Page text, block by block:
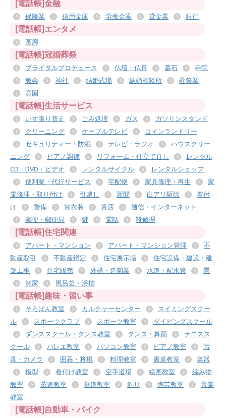
[電話帳]金融
保険業 信用金庫 労働金庫 貸金業 銀行
[電話帳]エンタメ
画廊
[電話帳]冠婚葬祭
ブライダルプロデュース 仏壇・仏具 墓石
寺院
教会
神社 結婚式場 結婚相談所
葬祭業
霊園
[電話帳]生活サービス
いす張り替え ごみ処理 ガス
ガソリンスタンド
クリーニング
ケーブルテレビ
コインランドリー
セキュリティー・防犯
テレビ・ラジオ
ハウスクリー
ニング
ピアノ調律 リフォーム・仕立て直し
レンタル
CD・DVD・ビデオ
レンタルサイクル
レンタルショップ
便利業・代行サービス
宅配便 家具修理・再生
家
電修理・取り付け
引越し 新聞 白アリ駆除
着付
け
警備 貸衣装 質店
通信・インターネット
郵便・郵便局
鍵 電話 靴修理
[電話帳]住宅関連
アパート・マンション アパート・マンション管理
不
動産取引
不動産鑑定 住宅展示場
住宅設備・建設・建
築工事
住宅販売 外構・造園業 水道・配水管
畳
貸家
風呂釜・浴槽
[電話帳]趣味・習い事
そろばん教室 カルチャーセンター
スイミングスクー
ル
スポーツクラブ スポーツ教室
ダイビングスクール
ダンススクール・ダンス教室
ダンス・舞踊
テニスス
クール
バレエ教室 パソコン教室 ピアノ教室
写
真・カメラ
囲碁・将棋 料理教室 書道教室
楽器
模型
着付け教室 空手道場 絵画教室
編み物
教室
茶道教室 華道教室 釣り 陶芸教室
音楽
教室
[電話帳]自動車・バイク